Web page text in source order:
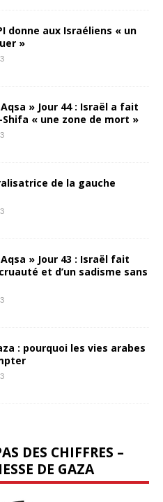
donne aux Israéliens « un
»
» Jour 44 : Israël a fait
Shifa « une zone de mort »
de la gauche
» Jour 43 : Israël fait
et d’un sadisme sans
: pourquoi les vies arabes
DES CHIFFRES –
DE GAZA